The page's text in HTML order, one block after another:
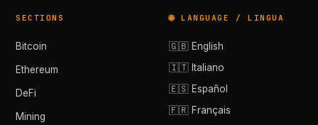
SECTIONS
Bitcoin
Ethereum
DeFi
Mining
🌐 LANGUAGE / LINGUA
🇬🇧 English
🇮🇹 Italiano
🇪🇸 Español
🇫🇷 Français